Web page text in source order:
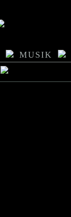
MUSIK